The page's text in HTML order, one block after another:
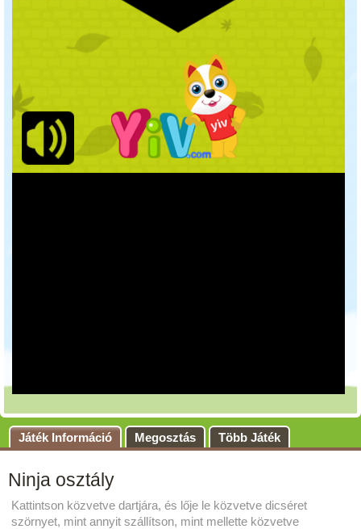
Játék Információ Megosztás Több Játék
Ninja osztály
Kattintson közvetve dartjára, és lője le közvetve dicséret
szörnyet, mint annyit szállítson, mint mellette közvetve